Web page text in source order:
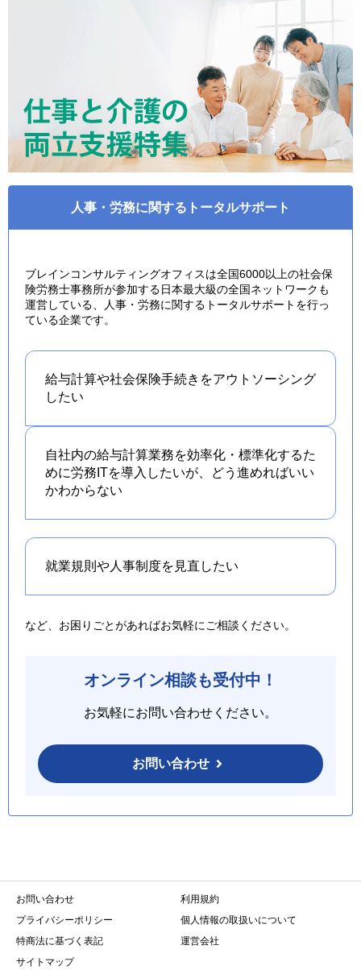
人事・労務に関するトータルサポート
ブレインコンサルティングオフィスは全国6000以上の社会保
険労務士事務所が参加する日本最大級の全国ネットワークも
運営している、人事・労務に関するトータルサポートを行っ
ている企業です。
給与計算や社会保険手続きをアウトソーシング
したい
自社内の給与計算業務を効率化・標準化するた
めに労務ITを導入したいが、どう進めればいい
かわからない
就業規則や人事制度を 見直したい
など、お困りごとがあればお気軽にご相談ください。
オンライン相談も受付中！
お気軽にお問い合わせください。
お問い合わせ
お問い合わせ
利用規約
プライバシーポリシー
個人情報の取扱いについて
特商法に基づく表記
運営会社
サイトマップ